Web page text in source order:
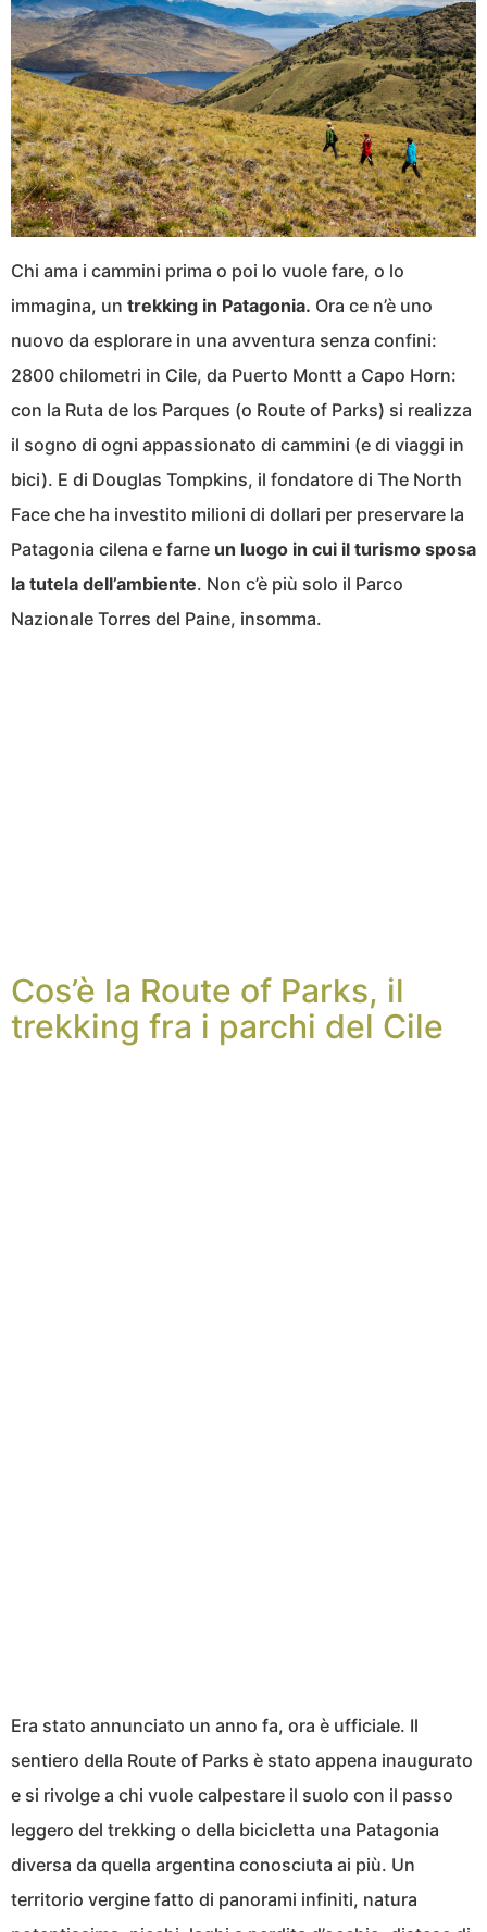
Chi ama i cammini prima o poi lo vuole fare, o lo
immagina, un trekking in Patagonia. Ora ce n’è uno
nuovo da esplorare in una avventura senza confini:
2800 chilometri in Cile, da Puerto Montt a Capo Horn:
con la Ruta de los Parques (o Route of Parks) si realizza
il sogno di ogni appassionato di cammini (e di viaggi in
bici). E di Douglas Tompkins, il fondatore di The North
Face che ha investito milioni di dollari per preservare la
Patagonia cilena e farne un luogo in cui il turismo sposa
la tutela dell’ambiente. Non c’è più solo il Parco
Nazionale Torres del Paine, insomma.
Cos’è la Route of Parks, il
trekking fra i parchi del Cile
Era stato annunciato un anno fa, ora è ufficiale. Il
sentiero della Route of Parks è stato appena inaugurato
e si rivolge a chi vuole calpestare il suolo con il passo
leggero del trekking o della bicicletta una Patagonia
diversa da quella argentina conosciuta ai più. Un
territorio vergine fatto di panorami infiniti, natura